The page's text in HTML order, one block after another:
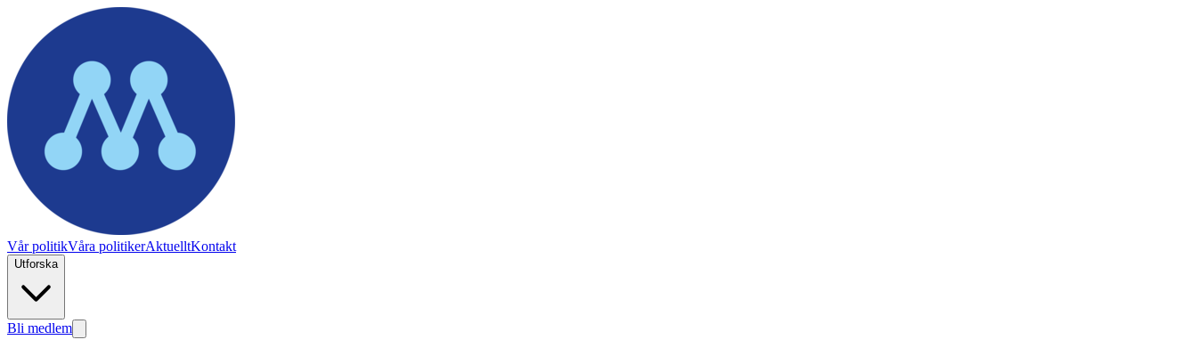
Vår politikVåra politikerAktuelltKontakt
Utforska
Bli medlem